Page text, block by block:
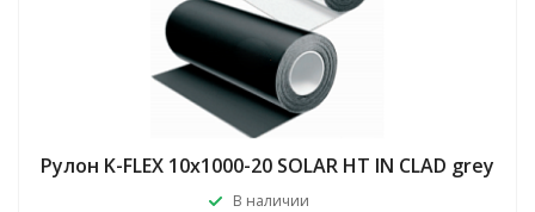
Рулон K-FLEX 10x1000-20 SOLAR HT IN CLAD grey
В наличии